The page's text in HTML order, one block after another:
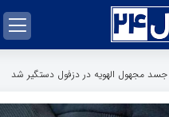
جسد مجهول الهویه در دزفول دستگیر شد